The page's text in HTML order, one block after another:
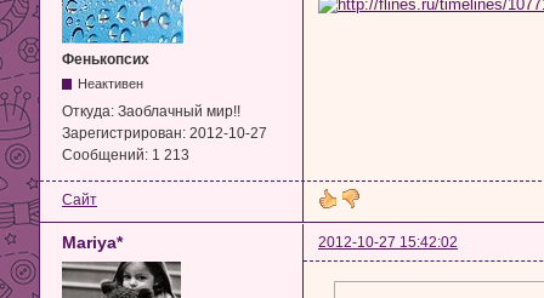
Фенькопсих
Неактивен
Откуда: Заоблачный мир!!
Зарегистрирован: 2012-10-27
Сообщений: 1 213
Сайт
Mariya* 2012-10-27 15:42:02